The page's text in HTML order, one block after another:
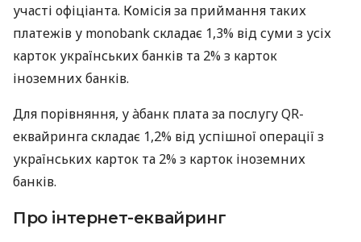
участі офіціанта. Комісія за приймання таких
платежів у monobank складає 1,3% від суми з усіх
карток українських банків та 2% з карток
іноземних банків.
Для порівняння, у àбанк плата за послугу QR-
еквайринга складає 1,2% від успішної операції з
українських карток та 2% з карток іноземних
банків.
Про інтернет-еквайринг